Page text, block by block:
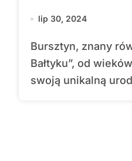
oraz nauce
lip 30, 2024
Bursztyn, znany również jako „złoto
Bałtyku”, od
swoją unikalną